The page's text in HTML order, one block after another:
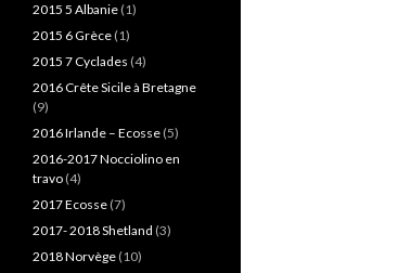
2015 5 Albanie (1)
2015 6 Grèce (1)
2015 7 Cyclades (4)
2016 Crête Sicile à Bretagne
(9)
2016 Irlande – Ecosse (5)
2016-2017 Nocciolino en
travo (4)
2017 Ecosse (7)
2017- 2018 Shetland (3)
2018 Norvège (10)